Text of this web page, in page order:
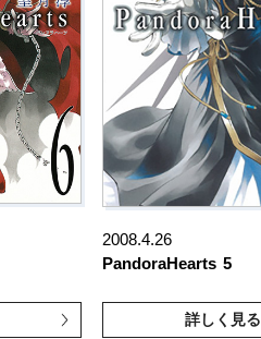
2008.4.26
PandoraHearts 5
詳しく見る